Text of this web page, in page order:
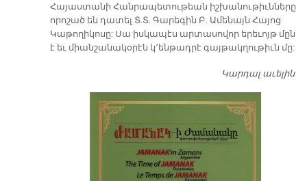
​Հայաստանի Հանրապետութեան իշխանութիւնները
որոշած են դատել Տ.Տ. Գարեգին Բ. Ամենայն Հայոց
Կաթողիկոսը: Սա իսկապէս արտասովոր երեւոյթ մըն
է եւ միանշանակօրէն կ՚ենթադրէ գայթակղութիւն մը:
Կարդալ աւելին